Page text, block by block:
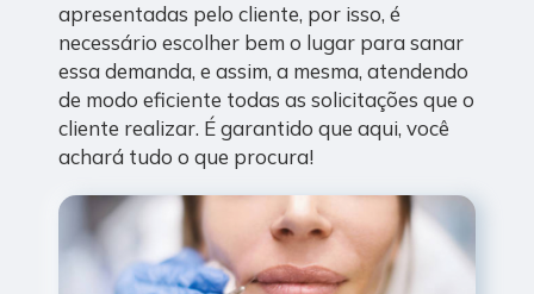
apresentadas pelo cliente, por isso, é
necessário escolher bem o lugar para sanar
essa demanda, e assim, a mesma, atendendo
de modo eficiente todas as solicitações que o
cliente realizar. É garantido que aqui, você
achará tudo o que procura!